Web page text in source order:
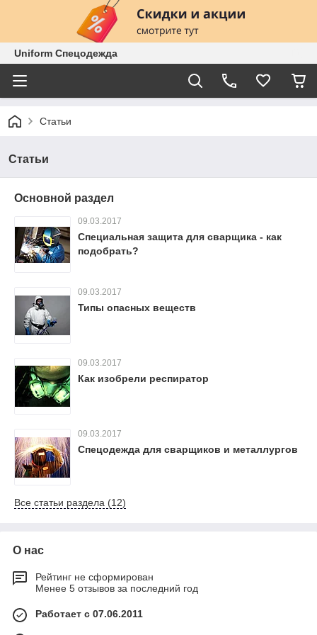
Uniform Спецодежда
Статьи
Статьи
Основной раздел
09.03.2017
Специальная защита для сварщика - как
подобрать?
09.03.2017
Типы опасных веществ
09.03.2017
Как изобрели респиратор
09.03.2017
Спецодежда для сварщиков и металлургов
Все статьи раздела (12)
О нас
Рейтинг не сформирован
Менее 5 отзывов за последний год
Работает с 07.06.2011